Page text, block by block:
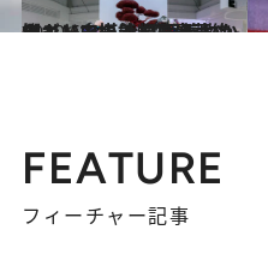
2020.6.11
ロンドンの着物展をオンラインで堪能 江戸着物からガリアーノまで豪華絢爛
旅＆お出かけ
FEATURE
フィーチャー記事